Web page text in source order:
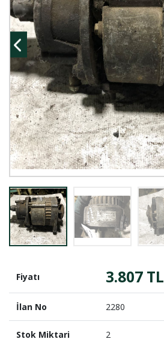
Fiyatı 3.807 TL
İlan No 2280
Stok Miktari 2